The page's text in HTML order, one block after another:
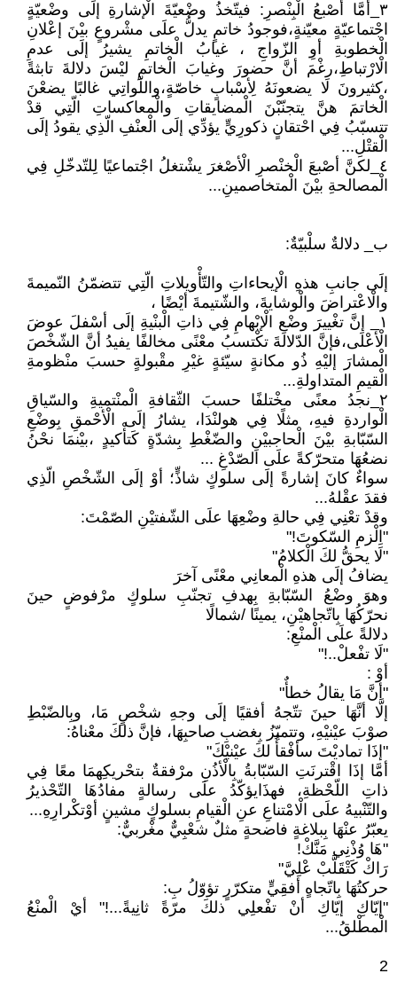
٣_أمَّا أصْبعُ الْبِنْصرِ: فيتّخذُ وضْعيّةَ الْإشارةِ إلَى وضْعيّةٍ
اجْتماعيّةٍ معيّنةٍ،فوجودُ خاتمٍ يدلُّ علَى مشْروعٍ بيْنَ إعْلانِ
الْخطوبةِ أوِ الزّواجِ ، غيابُ الْخاتمِ يشيرُ إلَى عدمِ
الْارْتباطِ،رغْمَ أنَّ حضورَ وغيابَ الْخاتمِ ليْسَ دلالةَ تابثةً
،كثيرونَ لَا يضعونَهُ لِأسْبابٍ خاصّةٍ،واللّواتِي غالبًا يضعْنَ
الْخاتمَ هنَّ يتجنّبْنَ الْمضايقاتِ والْمعاكساتِ الّتِي قدْ
تتسبّبُ فِي احْتقانٍ ذكورِيٍّ يؤدِّي إلَى الْعنْفِ الّذِي يقودُ إلَى
الْقتْلِ...
٤_لكنَّ أصْبعَ الْخنْصرِ الْأصْغرَ يشْتغلُ اجْتماعيًا لِلتّدخّلِ فِي
الْمصالحةِ بيْنَ الْمتخاصمينِ...
ب_ دلالةٌ سلْبيّةٌ:
إلَى جانبِ هذهِ الْإيحاءاتِ والتّأْويلاتِ الّتِي تتضمّنُ النّميمةَ
والْاعْتراضَ والْوشايةَ، والشّتيمةَ أيْضًا ،
١_ إنَّ تغْييرَ وضْعِ الْإبْهامِ فِي ذاتِ الْبنْيةِ إلَى أسْفلَ عوضَ
الْأعْلَى،فإنَّ الدّلالةَ تكْتسبُ معْنًى مخالفًا يفيدُ أنَّ الشّخْصَ
الْمشارَ إليْهِ ذُو مكانةٍ سيّئةٍ غيْرِ مقْبولةٍ حسبَ منْظومةِ
الْقيمِ المتداولةِ...
٢_نجدُ معنًى مخْتلفًا حسبَ الثّقافةِ الْمنْتميةِ والسّياقِ
الْواردةِ فيهِ، مثلًا فِي هولنْدَا، يشارُ إلَى الْأحْمقِ بِوضْعِ
السّبّابةِ بيْنَ الْحاجبيْنِ والضّغْطِ بِشدّةٍ كَتأْكيدٍ ،بيْنمَا نحْنُ
نضعُهَا متحرّكةً علَى الصّدْغِ ...
سواءٌ كانَ إشارةً إلَى سلوكٍ شاذٍّ؛ أوْ إلَى الشّخْصِ الّذِي
فقدَ عقْلهُ...
وقدْ تعْنِي فِي حالةِ وضْعِهَا علَى الشّفتيْنِ الصّمْتَ:
"اِلْزمِ السّكوتَ!"
"لَا يحقُّ لكَ الْكلامُ"
يضافُ إلَى هذهِ الْمعانِي معْنًى آخرَ
وهوَ وضْعُ السّبّابةِ بِهدفِ تجنّبِ سلوكٍ مرْفوضٍ حينَ
نحرّكُهَا بِاتّجاهيْنِ، يمينًا /شمالًا
دلالةً علَى الْمنْعِ:
"لَا تفْعلْ..!"
أوْ :
"أنَّ مَا يقالُ خطأٌ"
إلَّا أنَّهَا حينَ تتّجهُ أفقيًا إلَى وجهِ شخْصٍ مَا، وبِالضّبْطِ
صوْبَ عيْنيْهِ، وتتميّزُ بِغضبِ صاحبِهَا، فإنَّ ذلكَ معْناهُ:
"إذَا تماديْتَ سأفْقأُ لكَ عيْنيْكَ"
أمَّا إذَا اقْترنَتِ السّبّابةُ بِالْأذُنِ مرْفقةٌ بتحْريكِهمَا معًا فِي
ذاتِ اللّحْظةِ، فهذَايؤكّدُ علَى رسالةٍ مفادُهَا التّحْذيرُ
والتّنْبيهُ علَى الْامْتناعِ عنِ الْقيامِ بسلوكٍ مشينٍ أوْتكْرارِهِ...
يعبّرُ عنْهَا بِبلاغةٍ فاضحةٍ مثلٌ شعْبِيٌّ مغْربيٌّ:
"هَا وُذْنِي مَنَّكْ!
رَاكْ كَتْقَلَّبْ عْلِيَّ"
حركتُهَا بِاتّجاهٍ أفقِيٍّ متكرّرٍ تؤوّلُ بِ:
"إيّاكِ إيّاكِ أنْ تفْعلِي ذلكَ مرّةً ثانِيةً...!" أيْ الْمنْعُ
الْمطْلقُ...
2